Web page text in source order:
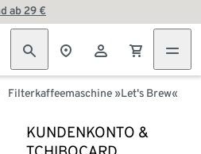
ab 29 €
Filterkaffeemaschine »Let's Brew«
KUNDENKONTO &